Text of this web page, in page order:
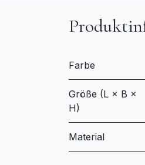
Farbe
Größe (L × B ×
H)
Material